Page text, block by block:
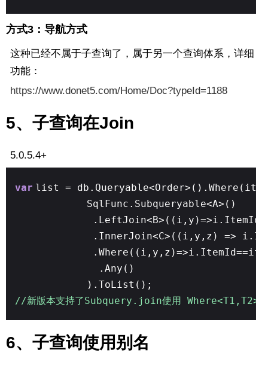
方式3：导航方式
这种已经不属于子查询了，属于另一个查询体系，详细
功能：
https://www.donet5.com/Home/Doc?typeId=1188
5、子查询在Join
5.0.5.4+
var list = db.Queryable<Order>().Where(it
SqlFunc.Subqueryable<A>()
.InnerJoin<C>((i,y,z) =>
.Any()
).ToList();
//新版本支持了Subquery.join使用
6、子查询使用别名